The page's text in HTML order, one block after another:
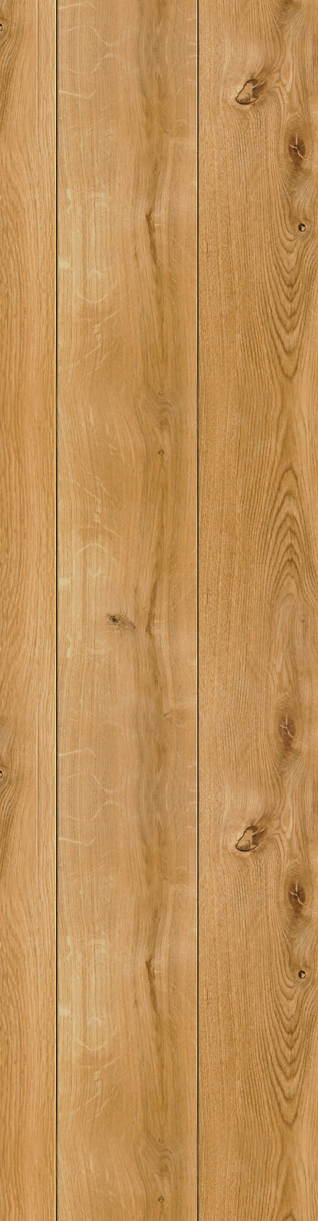
1900—1914
1890—1914
начале XX
ШТАТЫ АМЕРИКИ в
15 АВСТРО-
гг.Глава 16
гг.Глава 17
гг.Глава 18
АМЕРИКИ во
начале XX в.Глава
МЕЖДУНАРОДНЫЕ
1898—1914 гг.Гпава
МЕЖДУНАРОДНОЕ
конца 90-х годов
войныГлава 21
ВОЙНА: ход
дипломатическая
СТОРОН И
СИЛНАЧАЛО
ДЕЙСТВИЯ B
ВОЕННЫХ
г.КАМПАНИЯ 1916
ПЕРЕЛОМА1917
КАТАСТРОФЫ1918
ФИНАЛВступление
Первую мировую
ОСНОВНЫЕ
период мировой
МЕЖДУНАРОДНАЯ
ДЕМОКРАТИЯГлава
СТРАН ЕВРОПЫ И
— начале XX